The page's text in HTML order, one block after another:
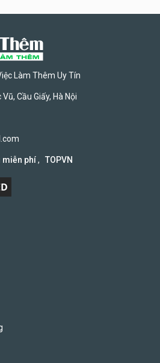
Làm Thêm Uy Tín
Cầu Giấy, Hà Nội
miễn phí, TOPVN